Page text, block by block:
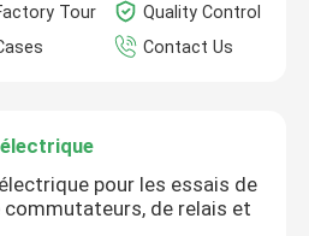
Tour
Quality Control
Contact Us
pour les essais de
de relais et